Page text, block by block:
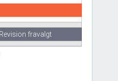
Revision fravalgt